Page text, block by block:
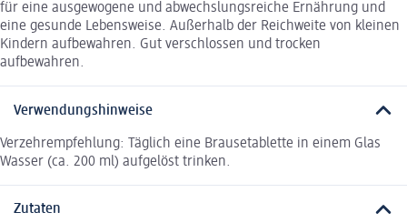
für eine ausgewogene und abwechslungsreiche Ernährung und
eine gesunde Lebensweise. Außerhalb der Reichweite von kleinen
Kindern aufbewahren. Gut verschlossen und trocken
aufbewahren.
Verwendungshinweise
Verzehrempfehlung: Täglich eine Brausetablette in einem Glas
Wasser (ca. 200 ml) aufgelöst trinken.
Zutaten